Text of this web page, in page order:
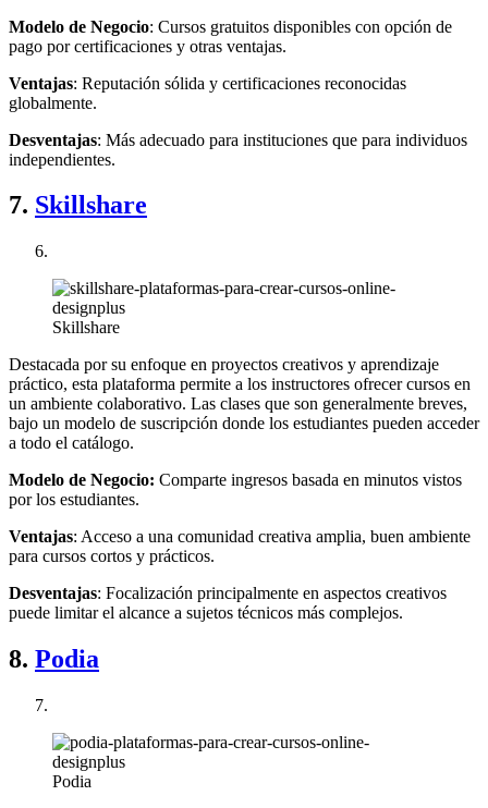
Modelo de Negocio: Cursos gratuitos disponibles con opción de
pago por certificaciones y otras ventajas.
Ventajas: Reputación sólida y certificaciones reconocidas
globalmente.
Desventajas: Más adecuado para instituciones que para individuos
independientes.
7. Skillshare
Skillshare
Destacada por su enfoque en proyectos creativos y aprendizaje
práctico, esta plataforma permite a los instructores ofrecer cursos en
un ambiente colaborativo. Las clases que son generalmente breves,
bajo un modelo de suscripción donde los estudiantes pueden acceder
a todo el catálogo.
Modelo de Negocio: Comparte ingresos basada en minutos vistos
por los estudiantes.
Ventajas: Acceso a una comunidad creativa amplia, buen ambiente
para cursos cortos y prácticos.
Desventajas: Focalización principalmente en aspectos creativos
puede limitar el alcance a sujetos técnicos más complejos.
8. Podia
Podia